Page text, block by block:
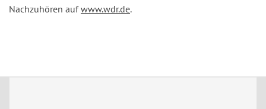
Nachzuhören aufwww.wdr.de.